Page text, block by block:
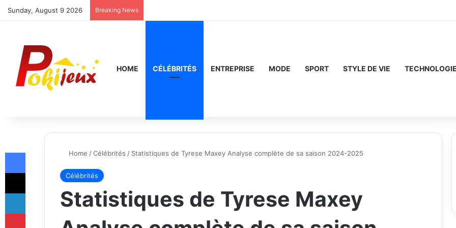
Sunday, August 9 2026 Breaking News
HOME CÉLÉBRITÉS ENTREPRISE MODE SPORT STYLE DE VIE TECHNOLOGIE
Home /Célébrités / Statistiques de Tyrese Maxey Analyse complète de sa saison 2024-2025
Célébrités
Statistiques de Tyrese Maxey
Facebook
X
LinkedIn
Pinterest